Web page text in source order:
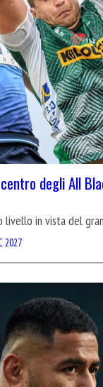
degli All
livello in vista del
2027